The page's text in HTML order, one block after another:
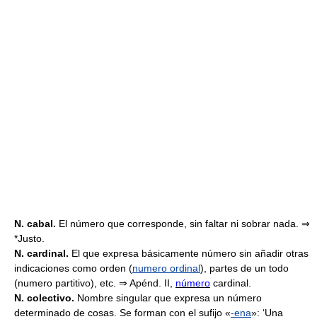
N. cabal. El número que corresponde, sin faltar ni sobrar nada. ⇒
*Justo.
N. cardinal. El que expresa básicamente número sin añadir otras
indicaciones como orden (numero ordinal), partes de un todo
(numero partitivo), etc. ⇒ Apénd. II, número cardinal.
N. colectivo. Nombre singular que expresa un número
determinado de cosas. Se forman con el sufijo «-ena»: ‘Una